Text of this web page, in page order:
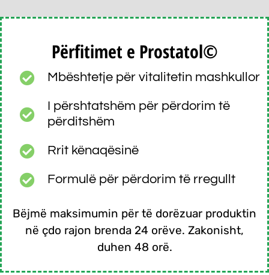
Përfitimet e Prostatol©
Mbështetje për vitalitetin mashkullor
I përshtatshëm për përdorim të
përditshëm
Rrit kënaqësinë
Formulë për përdorim të rregullt
Bëjmë maksimumin për të dorëzuar produktin
në çdo rajon brenda 24 orëve. Zakonisht,
duhen 48 orë.